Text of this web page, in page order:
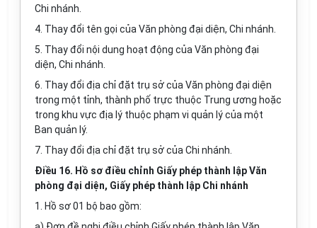
Chi nhánh.
4. Thay đổi tên gọi của Văn phòng đại diện, Chi nhánh.
5. Thay đổi nội dung hoạt động của Văn phòng đại
diện, Chi nhánh.
6. Thay đổi địa chỉ đặt trụ sở của Văn phòng đại diện
trong một tỉnh, thành phố trực thuộc Trung ương hoặc
trong khu vực địa lý thuộc phạm vi quản lýcủa một
Ban quản lý.
7. Thay đổi địa chỉ đặt trụ sởcủa Chi nhánh.
Điều 16. Hồ sơ điều chỉnh Giấy phép thành lập Văn
phòng đại diện, Giấy phép thành lập Chi nhánh
1. Hồ sơ 01 bộ bao gồm: